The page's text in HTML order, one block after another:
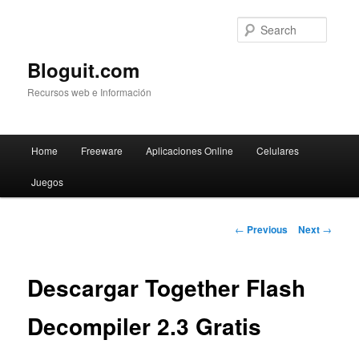
Bloguit.com
Recursos web e Información
Skip
to
Home Freeware Aplicaciones Online Celulares
Juegos
Post
← Previous Next →
Descargar Together Flash
Decompiler 2.3 Gratis